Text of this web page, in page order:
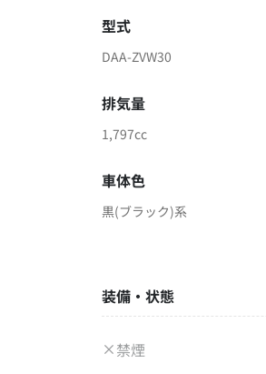
型式
DAA-ZVW30
排気量
1,797cc
車体色
黒(ブラック)系
装備・状態
禁煙